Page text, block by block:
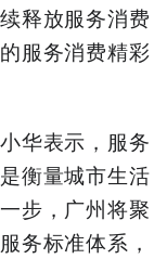
释放服务消费
服务消费精彩
华表示，服务
衡量城市生活
步，广州将聚
务标准体系，